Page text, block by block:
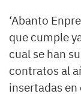
‘Abanto
que cumple
cual se han
contratos al
insertadas